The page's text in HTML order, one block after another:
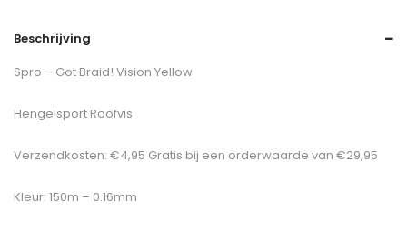
Beschrijving
Spro – Got Braid! Vision Yellow
Hengelsport Roofvis
Verzendkosten: €4,95 Gratis bij een orderwaarde van €29,95
Kleur: 150m – 0.16mm